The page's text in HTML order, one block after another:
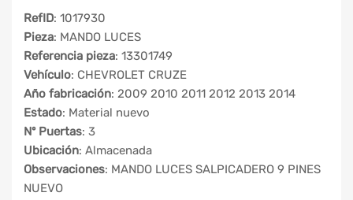
RefID: 1017930
Pieza: MANDO LUCES
Referencia pieza: 13301749
Vehículo: CHEVROLET CRUZE
Año fabricación: 2009 2010 2011 2012 2013 2014
Estado: Material nuevo
Nº Puertas: 3
Ubicación: Almacenada
Observaciones: MANDO LUCES SALPICADERO 9 PINES
NUEVO